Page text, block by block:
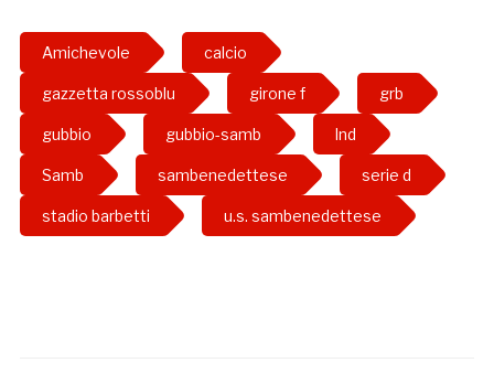
Amichevole calcio
gazzetta rossoblu girone f grb
gubbio gubbio-samb lnd
Samb sambenedettese serie d
stadio barbetti u.s. sambenedettese